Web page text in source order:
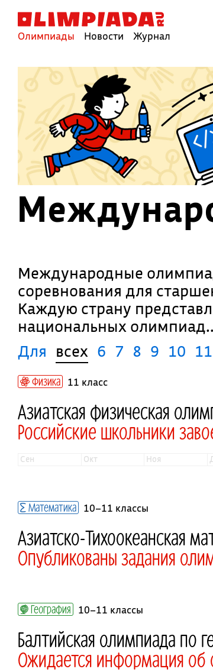
Олимпиады Новости Журнал
Международные
соревнования для
Каждую страну
национальных олимпиад.
Для всех 6 7 8 9 10
Физика 11 класс
Азиатская физическая
Российские школьники
сен окт ноя
Математика 10–11 классы
Азиатско-Тихоокеанская
Опубликованы задания
География 10–11 классы
Балтийская олимпиада по
Ожидается информация об